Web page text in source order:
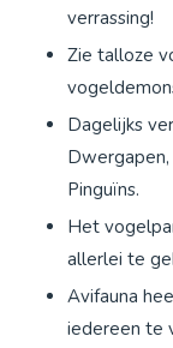
verrassing!
Zie talloze
Dagelijks
Pinguïns.
Het
allerlei te
Avifauna
iedereen te